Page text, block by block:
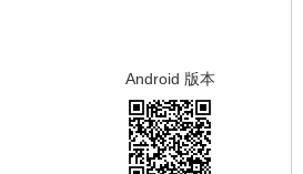
Android 版本